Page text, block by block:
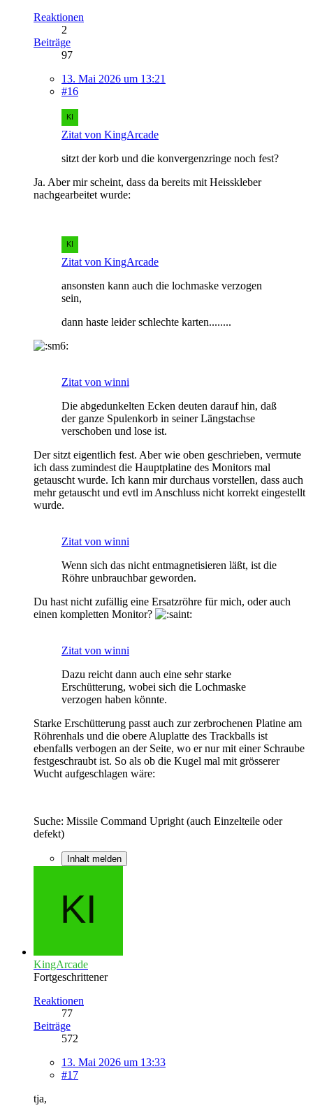
Reaktionen
2
Beiträge
97
13. Mai 2026 um 13:21
#16
Zitat von KingArcade
sitzt der korb und die konvergenzringe noch fest?
Ja. Aber mir scheint, dass da bereits mit Heisskleber
nachgearbeitet wurde:
Zitat von KingArcade
ansonsten kann auch die lochmaske verzogen
sein,
dann haste leider schlechte karten........
Zitat von winni
Die abgedunkelten Ecken deuten darauf hin, daß
der ganze Spulenkorb in seiner Längstachse
verschoben und lose ist.
Der sitzt eigentlich fest. Aber wie oben geschrieben, vermute
ich dass zumindest die Hauptplatine des Monitors mal
getauscht wurde. Ich kann mir durchaus vorstellen, dass auch
mehr getauscht und evtl im Anschluss nicht korrekt eingestellt
wurde.
Zitat von winni
Wenn sich das nicht entmagnetisieren läßt, ist die
Röhre unbrauchbar geworden.
Du hast nicht zufällig eine Ersatzröhre für mich, oder auch
einen kompletten Monitor?
Zitat von winni
Dazu reicht dann auch eine sehr starke
Erschütterung, wobei sich die Lochmaske
verzogen haben könnte.
Starke Erschütterung passt auch zur zerbrochenen Platine am
Röhrenhals und die obere Aluplatte des Trackballs ist
ebenfalls verbogen an der Seite, wo er nur mit einer Schraube
festgeschraubt ist. So als ob die Kugel mal mit grösserer
Wucht aufgeschlagen wäre:
Suche: Missile Command Upright (auch Einzelteile oder
defekt)
Inhalt melden
KingArcade
Fortgeschrittener
Reaktionen
77
Beiträge
572
13. Mai 2026 um 13:33
#17
tja,